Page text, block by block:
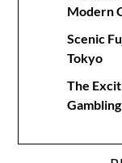
Modern
Scenic
Tokyo
The
Gambling